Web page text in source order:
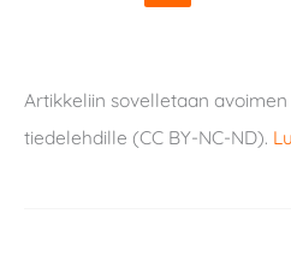
Artikkeliin sovelletaan
tiedelehdille (CC BY-NC-ND).